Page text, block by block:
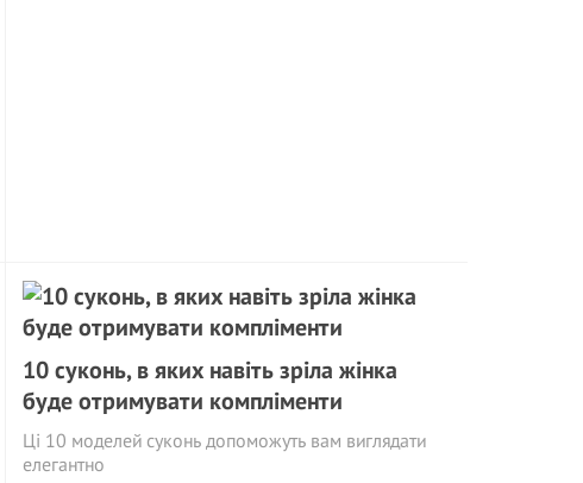
10 суконь, в яких навіть зріла жінка
буде отримувати компліменти
Ці 10 моделей суконь допоможуть вам виглядати
елегантно